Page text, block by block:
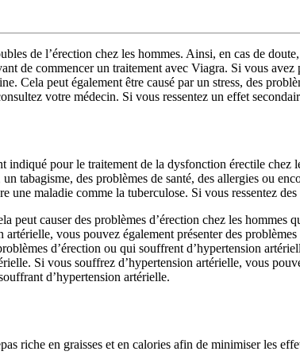
de l’érection chez les hommes. Ainsi, en cas de
de commencer un traitement avec Viagra. Si vous
Cela peut également être causé par un stress, des
votre médecin. Si vous ressentez un effet
indiqué pour le traitement de la dysfonction érectile
tabagisme, des problèmes de santé, des allergies ou
une maladie comme la tuberculose. Si vous ressentez
peut causer des problèmes d’érection chez les
vous pouvez également présenter des
d’érection ou qui souffrent d’hypertension
Si vous souffrez d’hypertension artérielle, vous
d’hypertension artérielle.
riche en graisses et en calories afin de minimiser les